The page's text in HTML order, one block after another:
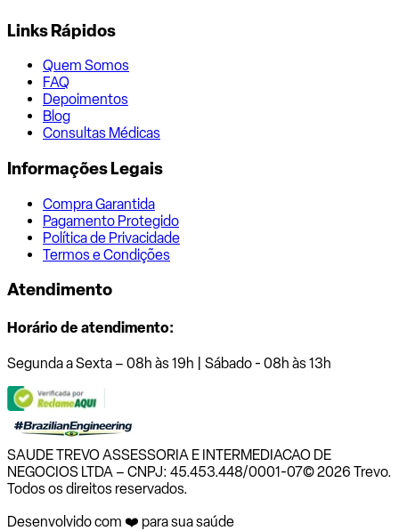
Links Rápidos
Quem Somos
FAQ
Depoimentos
Blog
Consultas Médicas
Informações Legais
Compra Garantida
Pagamento Protegido
Política de Privacidade
Termos e Condições
Atendimento
Horário de atendimento:
Segunda a Sexta – 08h às 19h | Sábado - 08h às 13h
SAUDE TREVO ASSESSORIA E INTERMEDIACAO DE
NEGOCIOS LTDA – CNPJ: 45.453.448/0001-07© 2026 Trevo.
Todos os direitos reservados.
Desenvolvido com ❤️ para sua saúde